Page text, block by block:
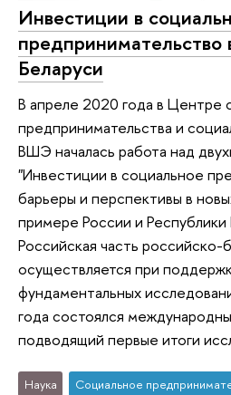
Инвестиции в
предпринимательство
Беларуси
В апреле 2020 года в Центре
предпринимательства и
ВШЭ началась работа над
"Инвестиции в социальное
барьеры и перспективы в
примере России и Республики
Российская часть российско-
осуществляется при
фундаментальных
года состоялся
подводящий первые итоги
Наука
Социальное